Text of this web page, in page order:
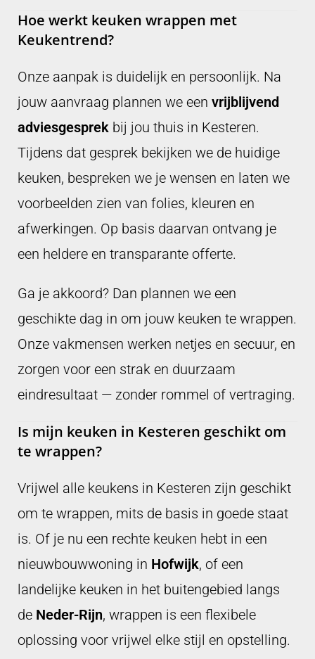
Hoe werkt keuken wrappen met
Keukentrend?
Onze aanpak is duidelijk en persoonlijk. Na
jouw aanvraag plannen we een vrijblijvend
adviesgesprek bij jou thuis in Kesteren.
Tijdens dat gesprek bekijken we de huidige
keuken, bespreken we je wensen en laten we
voorbeelden zien van folies, kleuren en
afwerkingen. Op basis daarvan ontvang je
een heldere en transparante offerte.
Ga je akkoord? Dan plannen we een
geschikte dag in om jouw keuken te wrappen.
Onze vakmensen werken netjes en secuur, en
zorgen voor een strak en duurzaam
eindresultaat — zonder rommel of vertraging.
Is mijn keuken in Kesteren geschikt om
te wrappen?
Vrijwel alle keukens in Kesteren zijn geschikt
om te wrappen, mits de basis in goede staat
is. Of je nu een rechte keuken hebt in een
nieuwbouwwoning in Hofwijk, of een
landelijke keuken in het buitengebied langs
de Neder-Rijn, wrappen is een flexibele
oplossing voor vrijwel elke stijl en opstelling.